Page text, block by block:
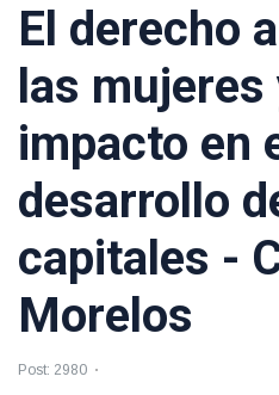
El derecho
las mujeres
impacto en
desarrollo
capitales -
Morelos
Post: 2980